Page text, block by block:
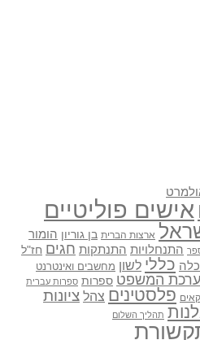
אישים פוליטיים
ארצות הברית בן גוריון הומור
התנחלויות התנתקות חגים חז"ל
כללי לשון מחשבים ואינטרנט
המשפט ספרות ספרות עברית
פלסטינים צהל ציונות
תהליך השלום